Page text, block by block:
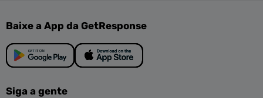
Baixe a App da GetResponse
Siga a gente